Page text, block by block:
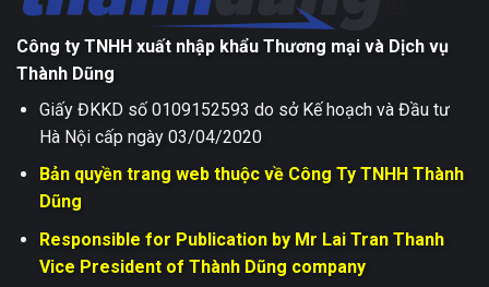
Công ty TNHH xuất nhập khẩu Thương mại và Dịch vụ
Thành Dũng
Giấy ĐKKD số 0109152593 do sở Kế hoạch và Đầu tư
Hà Nội cấp ngày 03/04/2020
Bản quyền trang web thuộc về Công Ty TNHH Thành
Dũng
Responsible for Publication by Mr Lai Tran Thanh
Vice President of Thành Dũng company